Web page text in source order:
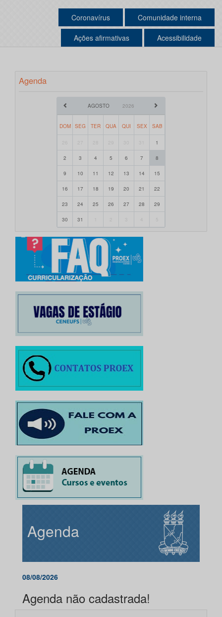
Coronavírus Comunidade interna
Ações afirmativas Acessibilidade
Agenda
AGOSTO 2026
DOM SEG TER QUA QUI SEX SAB
1
2 3 4 5 6 7 8
9 10 11 12 13 14 15
16 17 18 19 20 21 22
23 24 25 26 27 28 29
30 31
Agenda
08/08/2026
Agenda não cadastrada!